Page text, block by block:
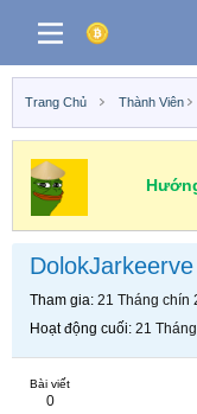
Trang Chủ Thành Viên
DolokJarkeerve
Tham gia 21 Tháng chín
Hoạt động cuối 21
Bài viết
0